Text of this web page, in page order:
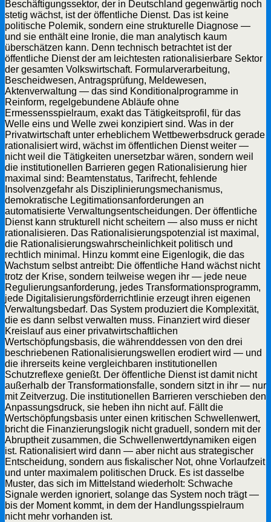
Beschäftigungssektor, der in Deutschland gegenwärtig noch
stetig wächst, ist der öffentliche Dienst. Das ist keine
politische Polemik, sondern eine strukturelle Diagnose —
und sie enthält eine Ironie, die man analytisch kaum
überschätzen kann. Denn technisch betrachtet ist der
öffentliche Dienst der am leichtesten rationalisierbare Sektor
der gesamten Volkswirtschaft. Formularverarbeitung,
Bescheidwesen, Antragsprüfung, Meldewesen,
Aktenverwaltung — das sind Konditionalprogramme in
Reinform, regelgebundene Abläufe ohne
Ermessensspielraum, exakt das Tätigkeitsprofil, für das
Welle eins und Welle zwei konzipiert sind. Was in der
Privatwirtschaft unter erheblichem Wettbewerbsdruck gerade
rationalisiert wird, wächst im öffentlichen Dienst weiter —
nicht weil die Tätigkeiten unersetzbar wären, sondern weil
die institutionellen Barrieren gegen Rationalisierung hier
maximal sind: Beamtenstatus, Tarifrecht, fehlende
Insolvenzgefahr als Disziplinierungsmechanismus,
demokratische Legitimationsanforderungen an
automatisierte Verwaltungsentscheidungen. Der öffentliche
Dienst kann strukturell nicht scheitern — also muss er nicht
rationalisieren. Das Rationalisierungspotenzial ist maximal,
die Rationalisierungswahrscheinlichkeit politisch und
rechtlich minimal. Hinzu kommt eine Eigenlogik, die das
Wachstum selbst antreibt: Die öffentliche Hand wächst nicht
trotz der Krise, sondern teilweise wegen ihr — jede neue
Regulierungsanforderung, jedes Transformationsprogramm,
jede Digitalisierungsförderrichtlinie erzeugt ihren eigenen
Verwaltungsbedarf. Das System produziert die Komplexität,
die es dann selbst verwalten muss. Finanziert wird dieser
Kreislauf aus einer privatwirtschaftlichen
Wertschöpfungsbasis, die währenddessen von den drei
beschriebenen Rationalisierungswellen erodiert wird — und
die ihrerseits keine vergleichbaren institutionellen
Schutzreflexe genießt. Der öffentliche Dienst ist damit nicht
außerhalb der Transformationsfalle, sondern sitzt in ihr — nur
mit Zeitverzug. Die institutionellen Barrieren verschieben den
Anpassungsdruck, sie heben ihn nicht auf. Fällt die
Wertschöpfungsbasis unter einen kritischen Schwellenwert,
bricht die Finanzierungslogik nicht graduell, sondern mit der
Abruptheit zusammen, die Schwellenwertdynamiken eigen
ist. Rationalisiert wird dann — aber nicht aus strategischer
Entscheidung, sondern aus fiskalischer Not, ohne Vorlaufzeit
und unter maximalem politischen Druck. Es ist dasselbe
Muster, das sich im Mittelstand wiederholt: Schwache
Signale werden ignoriert, solange das System noch trägt —
bis der Moment kommt, in dem der Handlungsspielraum
nicht mehr vorhanden ist.